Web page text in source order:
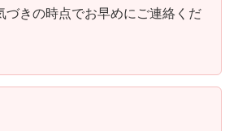
づきの時点でお早めにご連絡くだ